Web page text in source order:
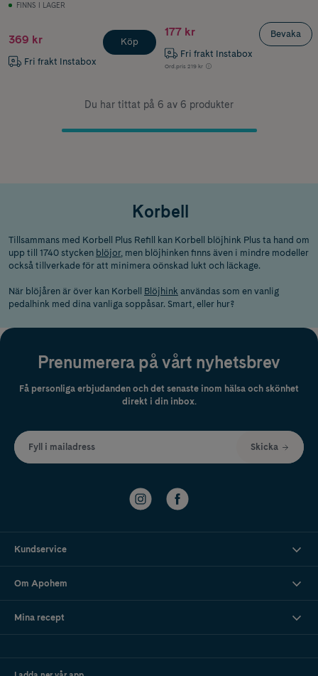
FINNS I LAGER
369 kr
Fri frakt Instabox
Köp
177 kr
Fri frakt Instabox
Ord.pris 219 kr
Bevaka
Du har tittat på 6 av 6 produkter
Korbell
Tillsammans med Korbell Plus Refill kan Korbell blöjhink Plus ta hand om
upp till 1740 stycken blöjor, men blöjhinken finns även i mindre modeller
också tillverkade för att minimera oönskad lukt och läckage.
När blöjåren är över kan Korbell Blöjhink användas som en vanlig
pedalhink med dina vanliga soppåsar. Smart, eller hur?
Prenumerera på vårt nyhetsbrev
Få personliga erbjudanden och det senaste inom hälsa och skönhet
direkt i din inbox.
Fyll i mailadress Skicka
Kundservice
Om Apohem
Mina recept